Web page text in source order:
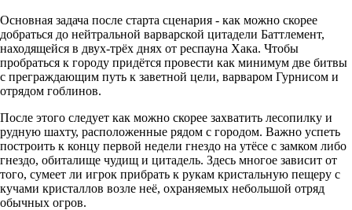
Основная задача после старта сценария - как можно скорее
добраться до нейтральной варварской цитадели Баттлемент,
находящейся в двух-трёх днях от респауна Хака. Чтобы
пробраться к городу придётся провести как минимум две битвы
с преграждающим путь к заветной цели, варваром Гурнисом и
отрядом гоблинов.
После этого следует как можно скорее захватить лесопилку и
рудную шахту, расположенные рядом с городом. Важно успеть
построить к концу первой недели гнездо на утёсе с замком либо
гнездо, обиталище чудищ и цитадель. Здесь многое зависит от
того, сумеет ли игрок прибрать к рукам кристальную пещеру с
кучами кристаллов возле неё, охраняемых небольшой отряд
обычных огров.